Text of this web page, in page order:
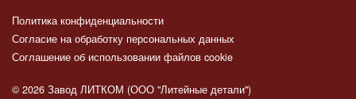
Политика конфиденциальности
Согласие на обработку персональных данных
Соглашение об использовании файлов cookie
© 2026 Завод ЛИТКОМ (ООО "Литейные детали")